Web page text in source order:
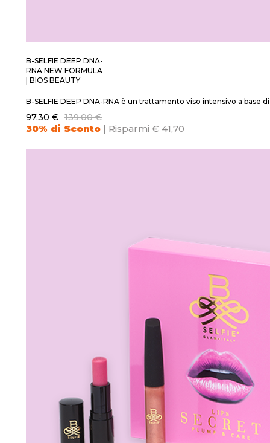
B-SELFIE DEEP DNA-
RNA NEW FORMULA
| BIOS BEAUTY
B-SELFIE DEEP DNA-RNA è un trattamento viso intensivo a base
97,30 € 139,00 €
30% di Sconto | Risparmi € 41,70